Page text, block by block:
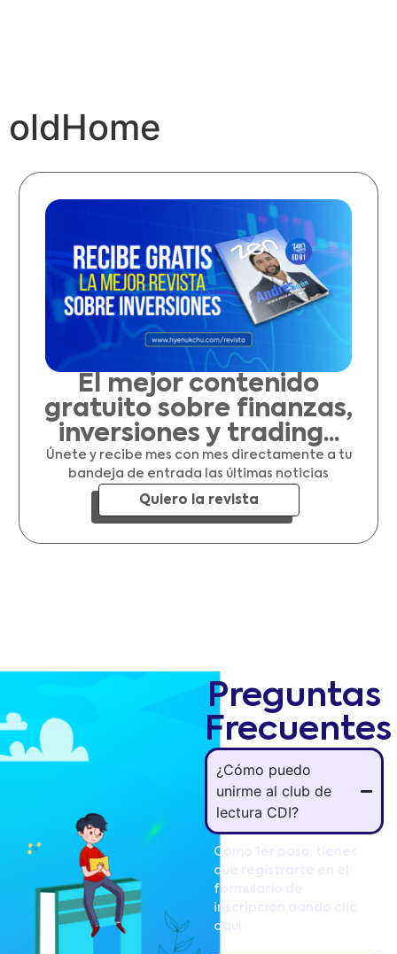
oldHome
El mejor contenido
gratuito sobre finanzas,
inversiones y trading...
Únete y recibe mes con mes directamente a tu
bandeja de entrada las últimas noticias
Quiero la revista
Preguntas
Frecuentes
¿Cómo puedo
unirme al club de
lectura CDI?
Como 1er paso, tienes
que registrarte en el
formulario de
inscripción dando clic
aquí